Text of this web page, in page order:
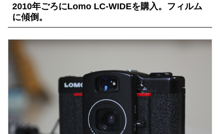
2010年ごろにLomo LC-WIDEを購入。フィルム
に傾倒。